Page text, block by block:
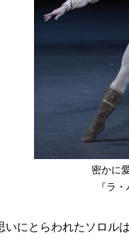
密かに
『ラ
いにとらわれたソロル